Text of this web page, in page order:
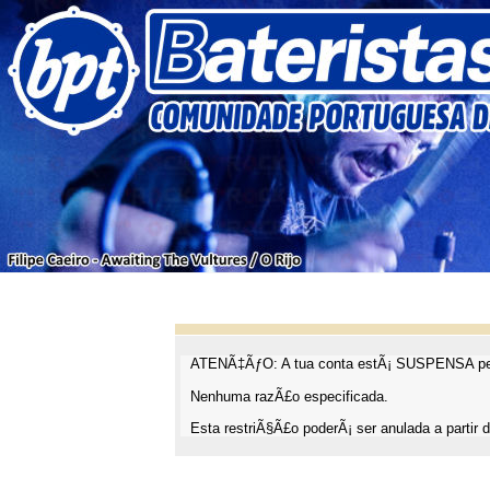
ATENÃ‡ÃƒO: A tua conta estÃ¡ SUSPENSA
Nenhuma razÃ£o especificada.
Esta restriÃ§Ã£o poderÃ¡ ser anulada a partir